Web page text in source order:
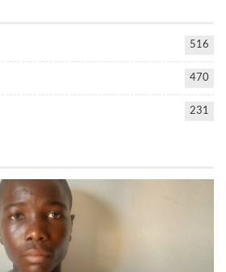
516
470
231